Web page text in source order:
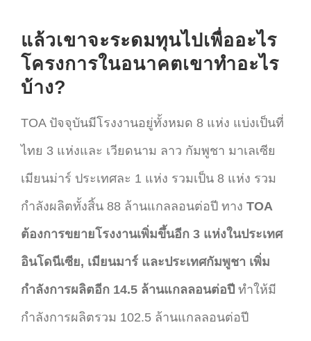
แล้วเขาจะระดมทุนไปเพื่ออะไร
โครงการในอนาคตเขาทำอะไร
บ้าง?
TOA ปัจจุบันมีโรงงานอยู่ทั้งหมด 8 แห่ง แบ่งเป็นที่
ไทย 3 แห่งและ เวียดนาม ลาว กัมพูชา มาเลเซีย
เมียนม่าร์ ประเทศละ 1 แห่ง รวมเป็น 8 แห่ง รวม
กำลังผลิตทั้งสิ้น 88 ล้านแกลลอนต่อปี ทาง TOA
ต้องการขยายโรงงานเพิ่มขึ้นอีก 3 แห่งในประเทศ
อินโดนีเซีย, เมียนมาร์ และประเทศกัมพูชา เพิ่ม
กำลังการผลิตอีก 14.5 ล้านแกลลอนต่อปี ทำให้มี
กำลังการผลิตรวม 102.5 ล้านแกลลอนต่อปี